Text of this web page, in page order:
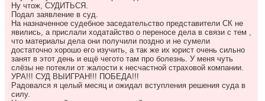
Ну чтож, СУДИТЬСЯ.
Подал заявление в суд.
На назначенное судебное заседательство представители СК не
явились, а прислали ходатайство о переносе дела в связи с тем ,
что материалы дела они получили поздно и не сумели
достаточно хорошо его изучить, а так же их юрист очень сильно
занят в этот день и ещё чегото там про болезнь. У меня чуть
слёзы не потекли от жалости к несчастной страховой компании.
УРА!!! СУД ВЫИГРАН!!! ПОБЕДА!!!
Радовался я целый месяц и ожидал вступления решения суда в
силу.